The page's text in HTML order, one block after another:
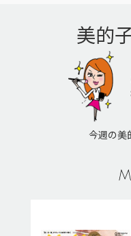
美的
今週の美